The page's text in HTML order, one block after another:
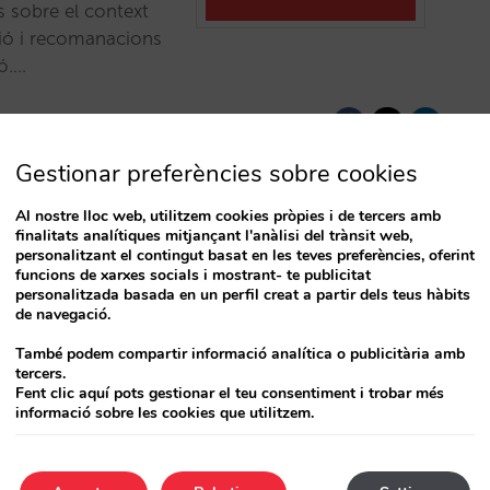
sobre el context
i recomanacions
i mitjà a
i ben aviat,
de la font i
Gestionar preferències sobre cookies
Al nostre lloc web, utilitzem cookies pròpies i de tercers amb
finalitats analítiques mitjançant l'anàlisi del trànsit web,
personalitzant el contingut basat en les teves preferències, oferint
funcions de xarxes socials i mostrant- te publicitat
personalitzada basada en un perfil creat a partir dels teus hàbits
de navegació.
També podem compartir informació analítica o publicitària amb
tercers.
Fent clic aquí pots gestionar el teu consentiment i trobar més
informació sobre les cookies que utilitzem.